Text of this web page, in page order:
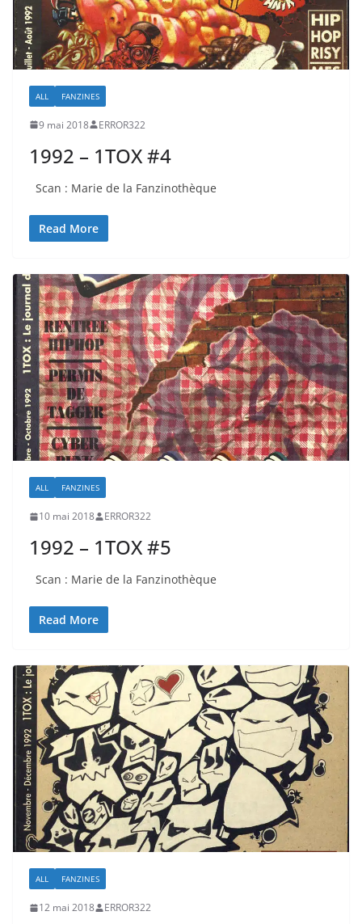
ALL FANZINES
9 mai 2018 ERROR322
1992 – 1TOX #4
Scan : Marie de la Fanzinothèque
Read More
ALL FANZINES
10 mai 2018 ERROR322
1992 – 1TOX #5
Scan : Marie de la Fanzinothèque
Read More
ALL FANZINES
12 mai 2018 ERROR322